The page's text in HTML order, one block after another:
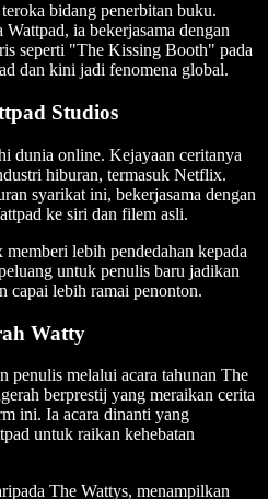
bidang penerbitan buku.
ia bekerjasama dengan
seperti "The Kissing Booth" pada
dan kini jadi fenomena global.
Studios
dunia online. Kejayaan ceritanya
hiburan, termasuk Netflix.
syarikat ini, bekerjasama dengan
ke siri dan filem asli.
lebih pendedahan kepada
untuk penulis baru jadikan
capai lebih ramai penonton.
Watty
penulis melalui acara tahunan The
berprestij yang meraikan cerita
ini. Ia acara dinanti yang
untuk raikan kehebatan
The Wattys, menampilkan